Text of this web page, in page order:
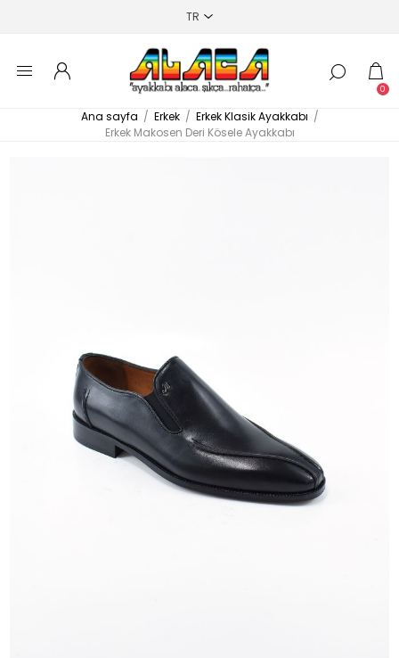
0
Ana sayfa / Erkek / Erkek Klasik Ayakkabı /
Erkek Makosen Deri Kösele Ayakkabı